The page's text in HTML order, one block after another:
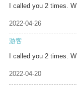
I called you 2 times. W
2022-04-26
游客
I called you 2 times. W
2022-04-20